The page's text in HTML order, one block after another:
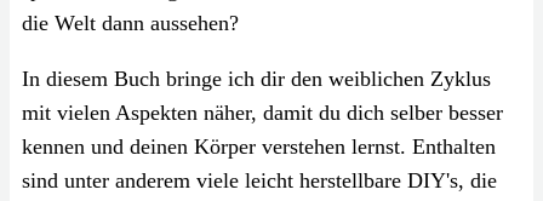
die Welt dann aussehen?
In diesem Buch bringe ich dir den weiblichen Zyklus
mit vielen Aspekten näher, damit du dich selber besser
kennen und deinen Körper verstehen lernst. Enthalten
sind unter anderem viele leicht herstellbare DIY's, die